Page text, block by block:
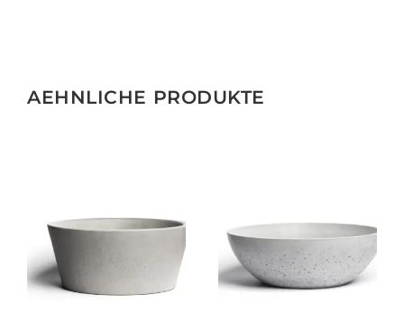
AEHNLICHE PRODUKTE